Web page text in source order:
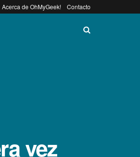
Acerca de OhMyGeek! Contacto
vez